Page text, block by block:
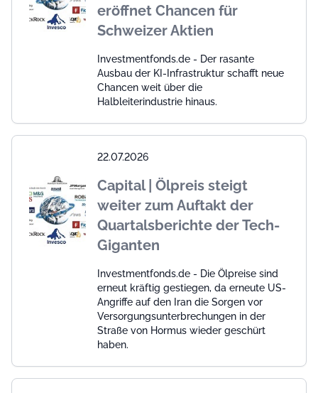
eröffnet Chancen für
Schweizer Aktien
Investmentfonds.de - Der rasante
Ausbau der KI-Infrastruktur schafft neue
Chancen weit über die
Halbleiterindustrie hinaus.
22.07.2026
Capital | Ölpreis steigt
weiter zum Auftakt der
Quartalsberichte der Tech-
Giganten
Investmentfonds.de - Die Ölpreise sind
erneut kräftig gestiegen, da erneute US-
Angriffe auf den Iran die Sorgen vor
Versorgungsunterbrechungen in der
Straße von Hormus wieder geschürt
haben.